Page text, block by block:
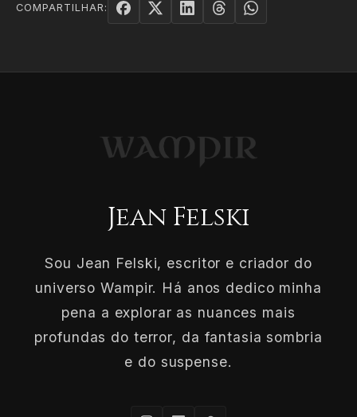
COMPARTILHAR:
Jean Felski
Sou Jean Felski, escritor e criador do
universo Wampir. Há anos dedico minha
pena a explorar as nuances mais
profundas do terror, da fantasia sombria
e do suspense.